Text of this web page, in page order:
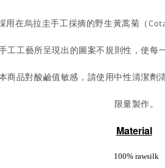
用在烏拉圭手工採摘的野生黃蒿菊（
工工藝所呈現出的圖案不規則性，使每
商品對酸鹼值敏感，請使用中性清潔劑
限量製作。
Material
100% rawsilk